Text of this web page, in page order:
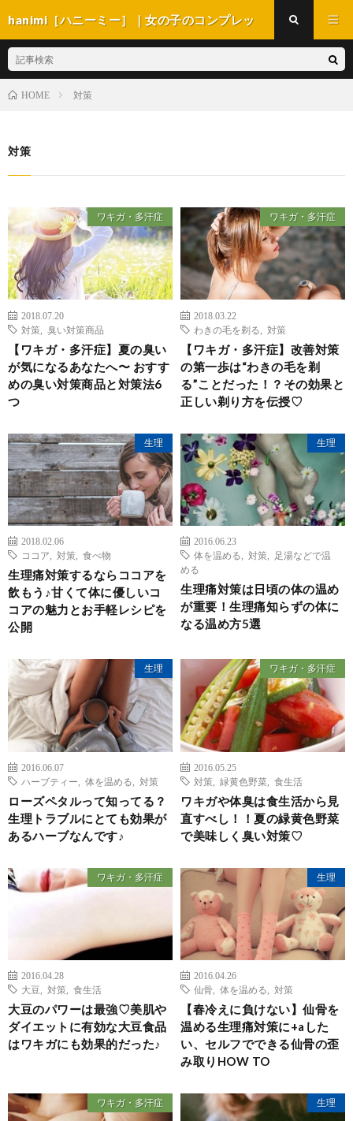
hanimi［ハニーミー］｜女の子のコンプレッ
HOME 対策
対策
ワキガ・多汗症
2018.07.20
対策
臭い対策商品
【ワキガ・多汗症】夏の臭い
が気になるあなたへ〜 おすす
めの臭い対策商品と対策法6
つ
ワキガ・多汗症
2018.03.22
わきの毛を剃る
対策
【ワキガ・多汗症】改善対策
の第一歩は“わきの毛を剃
る”ことだった！？その効果と
正しい剃り方を伝授♡
生理
2018.02.06
ココア
対策 食べ物
生理痛対策するならココアを
飲もう♪甘くて体に優しいコ
コアの魅力とお手軽レシピを
公開
生理
2016.06.23
体を温める
対策
足湯などで温
める
生理痛対策は日頃の体の温め
が重要！生理痛知らずの体に
なる温め方5選
生理
2016.06.07
ハーブティー
体を温める 対策
ローズペタルって知ってる？
生理トラブルにとても効果が
あるハーブなんです♪
ワキガ・多汗症
2016.05.25
対策
緑黄色野菜 食生活
ワキガや体臭は食生活から見
直すべし！！夏の緑黄色野菜
で美味しく臭い対策♡
ワキガ・多汗症
2016.04.28
大豆
対策 食生活
大豆のパワーは最強♡美肌や
ダイエットに有効な大豆食品
はワキガにも効果的だった♪
生理
2016.04.26
仙骨
体を温める 対策
【春冷えに負けない】仙骨を
温める生理痛対策に+aした
い、セルフでできる仙骨の歪
み取りHOW TO
ワキガ・多汗症 生理